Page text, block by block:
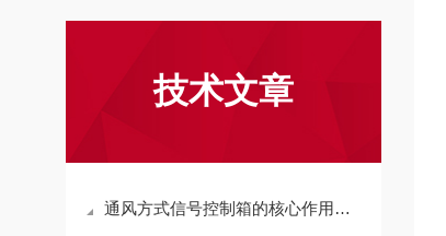
技术文章
通风方式信号控制箱的核心作用在于实现通风方式的智能切换